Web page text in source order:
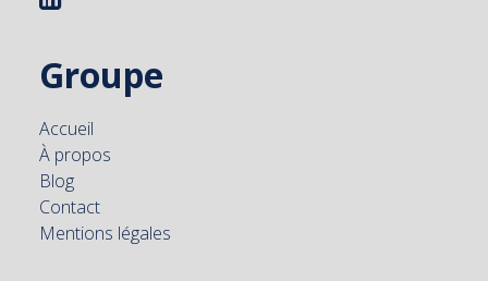
Groupe
Accueil
À propos
Blog
Contact
Mentions légales